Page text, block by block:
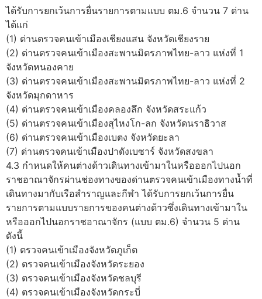
ได้รับการยกเว้นการยื่นรายการตามแบบ ตม.6 จำนวน 7 ด่าน
ได้แก่
(1) ด่านตรวจคนเข้าเมืองเชียงแสน จังหวัดเชียงราย
(2) ด่านตรวจคนเข้าเมืองสะพานมิตรภาพไทย-ลาว แห่งที่ 1
จังหวัดหนองคาย
(3) ด่านตรวจคนเข้าเมืองสะพานมิตรภาพไทย-ลาว แห่งที่ 2
จังหวัดมุกดาหาร
(4) ด่านตรวจคนเข้าเมืองคลองลึก จังหวัดสระแก้ว
(5) ด่านตรวจคนเข้าเมืองสุไหงโก-ลก จังหวัดนราธิวาส
(6) ด่านตรวจคนเข้าเมืองเบตง จังหวัดยะลา
(7) ด่านตรวจคนเข้าเมืองปาดังเบซาร์ จังหวัดสงขลา
4.3 กำหนดให้คนต่างด้าวเดินทางเข้ามาในหรือออกไปนอก
ราชอาณาจักรผ่านช่องทางของด่านตรวจคนเข้าเมืองทางน้ำที่
เดินทางมากับเรือสำราญและกีฬา ได้รับการยกเว้นการยื่น
รายการตามแบบรายการของคนต่างด้าวซึ่งเดินทางเข้ามาใน
หรือออกไปนอกราชอาณาจักร (แบบ ตม.6) จำนวน 5 ด่าน
ดังนี้
(1) ตรวจคนเข้าเมืองจังหวัดภูเก็ต
(2) ตรวจคนเข้าเมืองจังหวัดระยอง
(3) ตรวจคนเข้าเมืองจังหวัดชลบุรี
(4) ตรวจคนเข้าเมืองจังหวัดกระบี่